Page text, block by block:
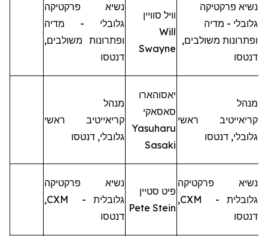
נשיא פרקטיקה
גלובלי - מדיה
ופתרונות משולבים,
דנטסו
וויל סוויין
Will
Swayne
נשיא פרקטיקה
גלובלי - מדיה
ופתרונות משולבים,
דנטסו
מנהל
קריאייטיב ראשי
גלובלי, דנטסו
יאסוהארו
סאסאקי
Yasuharu
Sasaki
מנהל
קריאייטיב ראשי
גלובלי, דנטסו
נשיא פרקטיקה
גלובלית -
CXM
,
דנטסו
פיט סטיין
Pete Stein
נשיא פרקטיקה
גלובלית -
CXM
,
דנטסו